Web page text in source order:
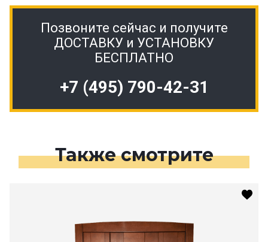
Позвоните сейчас и получите
ДОСТАВКУ и УСТАНОВКУ
БЕСПЛАТНО
+7 (495) 790-42-31
Также смотрите